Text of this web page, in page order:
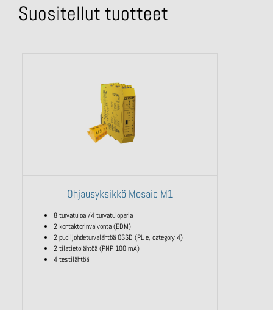
Suositellut tuotteet
Ohjausyksikkö Mosaic M1
8 turvatuloa /4 turvatuloparia
2 kontaktorinvalvonta (EDM)
2 puolijohdeturvalähtöä OSSD (PL e, category 4)
2 tilatietolähtöä (PNP 100 mA)
4 testilähtöä